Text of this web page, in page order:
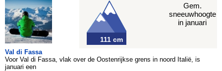
Val di Fassa
Voor Val di Fassa, vlak over de Oostenrijkse grens in noord Italië, is
januari een
111 cm
Gem.
sneeuwhoogte
in januari